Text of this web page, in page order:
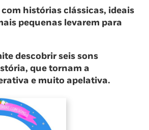
histórias clássicas, ideais
pequenas levarem para
descobrir seis sons
que tornam a
e muito apelativa.